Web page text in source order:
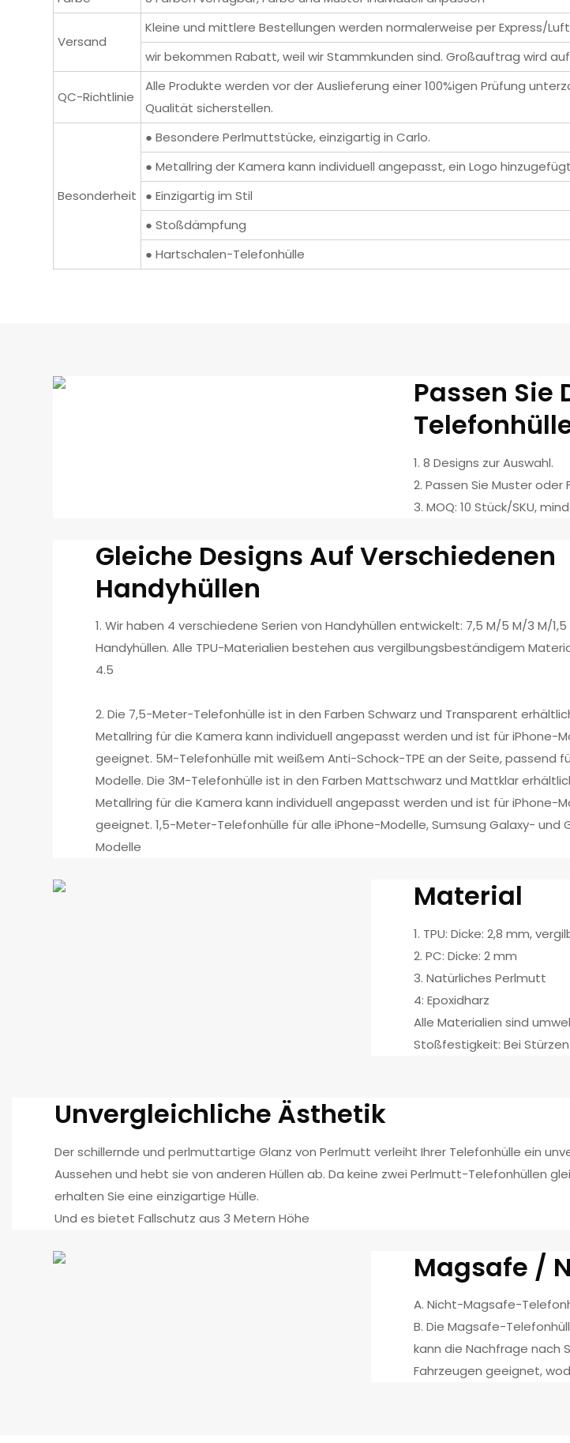
Versand
Kleine und mittlere Bestellungen werden normalerweise per Express/
wir bekommen Rabatt, weil wir Stammkunden sind. Großauftrag wird
QC-Richtlinie
Alle Produkte werden vor der Auslieferung einer 100%igen Prüfung
Qualität sicherstellen.
Besonderheit
● Besondere Perlmuttstücke, einzigartig in Carlo.
● Metallring der Kamera kann individuell angepasst, ein Logo
● Einzigartig im Stil
● Stoßdämpfung
● Hartschalen-Telefonhülle
Passen Sie
1. 8 Designs zur Auswahl.
2. Passen Sie Muster
3. MOQ: 10 Stück/SKU,
Gleiche Designs Auf Verschiedenen
Handyhüllen
1. Wir haben 4 verschiedene Serien von Handyhüllen entwickelt: 7,5 M/5 M/3 M/
Handyhüllen. Alle TPU-Materialien bestehen aus vergilbungsbeständigem
4.5
2. Die 7,5-Meter-Telefonhülle ist in den Farben Schwarz und Transparent
Metallring für die Kamera kann individuell angepasst werden und ist für iPhone-
geeignet. 5M-Telefonhülle mit weißem Anti-Schock-TPE an der Seite, passend
Modelle. Die 3M-Telefonhülle ist in den Farben Mattschwarz und Mattklar
Metallring für die Kamera kann individuell angepasst werden und ist für iPhone-
geeignet. 1,5-Meter-Telefonhülle für alle iPhone-Modelle, Sumsung Galaxy- und
Modelle
Material
1. TPU: Dicke: 2,8 mm,
2. PC: Dicke: 2 mm
3. Natürliches Perlmutt
4: Epoxidharz
Alle Materialien sind
Stoßfestigkeit: Bei
Unvergleichliche Ästhetik
Der schillernde und perlmuttartige Glanz von Perlmutt verleiht Ihrer Telefonhülle ein
Aussehen und hebt sie von anderen Hüllen ab. Da keine zwei Perlmutt-Telefonhüllen
erhalten Sie eine einzigartige Hülle.
Und es bietet Fallschutz aus 3 Metern Höhe
Magsafe /
A. Nicht-Magsafe-
B. Die Magsafe-
kann die Nachfrage nach
Fahrzeugen geeignet,